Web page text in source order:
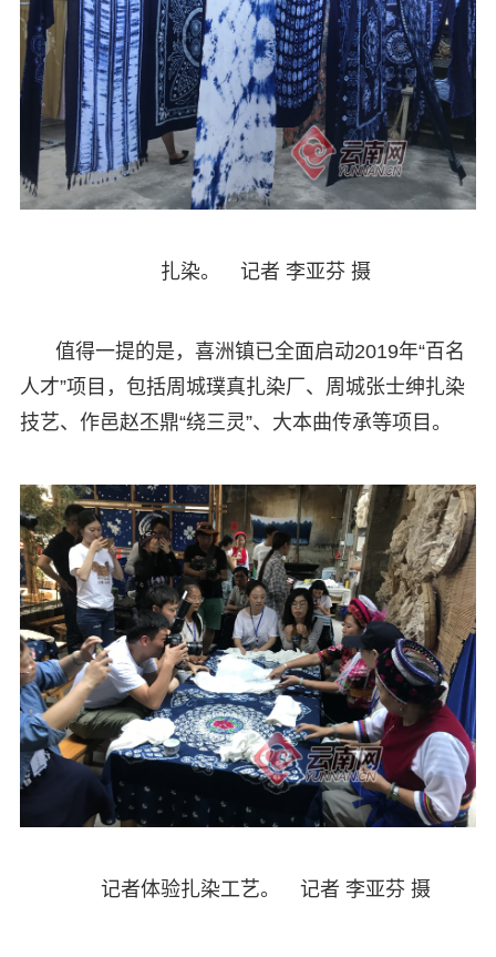
扎染。 记者 李亚芬 摄
值得一提的是，喜洲镇已全面启动2019年“百名
人才”项目，包括周城璞真扎染厂、周城张士绅扎染
技艺、作邑赵丕鼎“绕三灵”、大本曲传承等项目。
记者体验扎染工艺。 记者 李亚芬 摄